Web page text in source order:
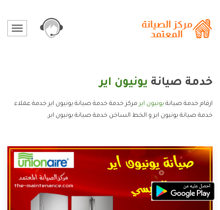
خدمة صيانة يونيون اير
ارقام خدمة صيانة يونيون ايرمركز خدمة خدمة صيانة يونيون اير خدمة عملاء
خدمة صيانة يونيون اير و الخط الساخن خدمة صيانة يونيون اير.